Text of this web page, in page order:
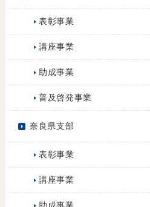
表彰事業
講座事業
助成事業
普及啓発事業
奈良県支部
表彰事業
講座事業
助成事業